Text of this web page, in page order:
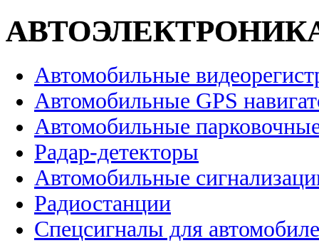
Автомобильные
Автомобильные GPS
Автомобильные
Радар-детекторы
Автомобильные
Радиостанции
Спецсигналы для